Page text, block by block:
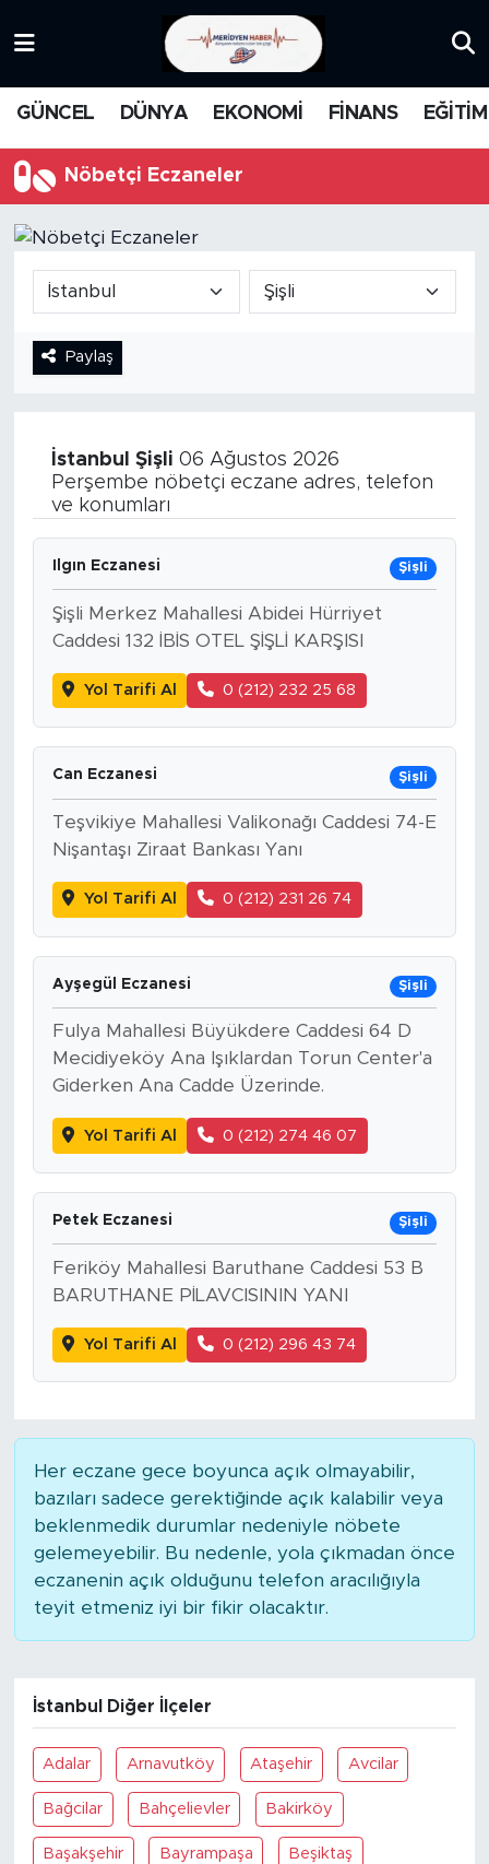
GÜNCEL DÜNYA EKONOMİ FİNANS EĞİTİM
Nöbetçi Eczaneler
Paylaş
İstanbul Şişli 06 Ağustos 2026
Perşembe nöbetçi eczane adres, telefon
ve konumları
Ilgın Eczanesi Şişli
Şişli Merkez Mahallesi Abidei Hürriyet
Caddesi 132 İBİS OTEL ŞİŞLİ KARŞISI
Yol Tarifi Al 0 (212) 232 25 68
Can Eczanesi Şişli
Teşvikiye Mahallesi Valikonağı Caddesi 74-E
Nişantaşı Ziraat Bankası Yanı
Yol Tarifi Al 0 (212) 231 26 74
Ayşegül Eczanesi Şişli
Fulya Mahallesi Büyükdere Caddesi 64 D
Mecidiyeköy Ana Işıklardan Torun Center'a
Giderken Ana Cadde Üzerinde.
Yol Tarifi Al 0 (212) 274 46 07
Petek Eczanesi Şişli
Feriköy Mahallesi Baruthane Caddesi 53 B
BARUTHANE PİLAVCISININ YANI
Yol Tarifi Al 0 (212) 296 43 74
Her eczane gece boyunca açık olmayabilir,
bazıları sadece gerektiğinde açık kalabilir veya
beklenmedik durumlar nedeniyle nöbete
gelemeyebilir. Bu nedenle, yola çıkmadan önce
eczanenin açık olduğunu telefon aracılığıyla
teyit etmeniz iyi bir fikir olacaktır.
İstanbul Diğer İlçeler
Adalar Arnavutköy Ataşehir Avcilar
Bağcilar Bahçelievler Bakirköy
Başakşehir Bayrampaşa Beşiktaş
MEDYA
DÜNYA
KARİKATÜR
ANALİZ
NOSTALJİ
KULİS
DİNİ
POLİTİKA
EKONOMİ
SPOR
KÜLTÜR SANAT
YAŞAM
TARİHTEN GÜNÜMÜZE
SAĞLIK
MEDYA KÖŞESİ
FOTO GALERİ
VİDEOLAR
ALINTI YAZARLAR
SOSYAL MEDYA
Trafik Durumu
Süper Lig Puan Durumu ve Fikstür
Tüm Manşetler
Haber Arşivi